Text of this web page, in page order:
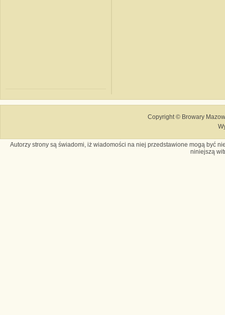
Copyright © Browary
Autorzy strony są świadomi, iż wiadomości na niej przedstawione mogą być
niniejszą